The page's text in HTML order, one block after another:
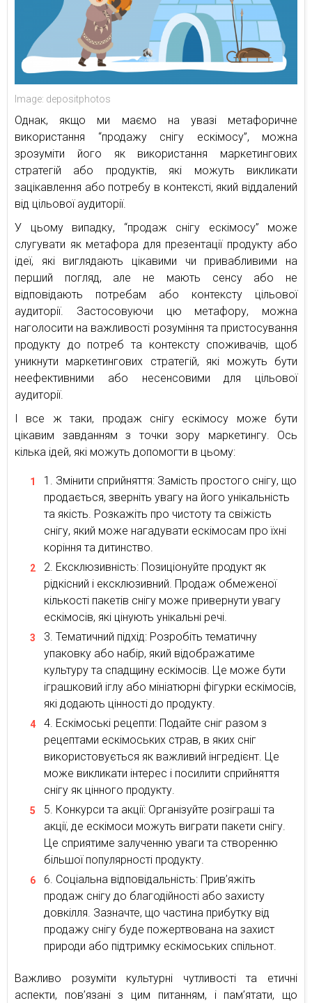
Image: depositphotos
Однак, якщо ми маємо на увазі метафоричне
використання “продажу снігу ескімосу”, можна
зрозуміти його як використання маркетингових
стратегій або продуктів, які можуть викликати
зацікавлення або потребу в контексті, який віддалений
від цільової аудиторії.
У цьому випадку, “продаж снігу ескімосу” може
слугувати як метафора для презентації продукту або
ідеї, які виглядають цікавими чи привабливими на
перший погляд, але не мають сенсу або не
відповідають потребам або контексту цільової
аудиторії. Застосовуючи цю метафору, можна
наголосити на важливості розуміння та пристосування
продукту до потреб та контексту споживачів, щоб
уникнути маркетингових стратегій, які можуть бути
неефективними або несенсовими для цільової
аудиторії.
І все ж таки, продаж снігу ескімосу може бути
цікавим завданням з точки зору маркетингу. Ось
кілька ідей, які можуть допомогти в цьому:
Змінити сприйняття: Замість простого снігу, що
продається, зверніть увагу на його унікальність
та якість. Розкажіть про чистоту та свіжість
снігу, який може нагадувати ескімосам про їхні
коріння та дитинство.
Ексклюзивність: Позиціонуйте продукт як
рідкісний і ексклюзивний. Продаж обмеженої
кількості пакетів снігу може привернути увагу
ескімосів, які цінують унікальні речі.
Тематичний підхід: Розробіть тематичну
упаковку або набір, який відображатиме
культуру та спадщину ескімосів. Це може бути
іграшковий іглу або мініатюрні фігурки ескімосів,
які додають цінності до продукту.
Ескімоські рецепти: Подайте сніг разом з
рецептами ескімоських страв, в яких сніг
використовується як важливий інгредієнт. Це
може викликати інтерес і посилити сприйняття
снігу як цінного продукту.
Конкурси та акції: Організуйте розіграші та
акції, де ескімоси можуть виграти пакети снігу.
Це сприятиме залученню уваги та створенню
більшої популярності продукту.
Соціальна відповідальність: Прив’яжіть
продаж снігу до благодійності або захисту
довкілля. Зазначте, що частина прибутку від
продажу снігу буде пожертвована на захист
природи або підтримку ескімоських спільнот.
Важливо розуміти культурні чутливості та етичні
аспекти, пов’язані з цим питанням, і пам’ятати, що